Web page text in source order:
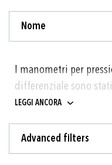
Nome
I manometri per
differenziale sono
LEGGI ANCORA
Advanced filters